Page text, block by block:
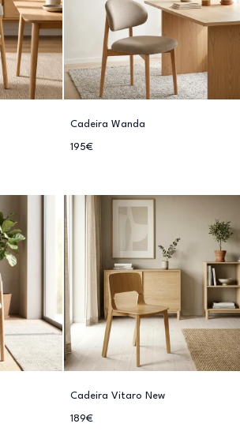
Cadeira Wanda
195€
Cadeira Vitaro New
189€